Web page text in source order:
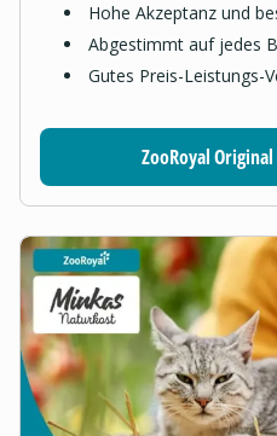
Hohe Akzeptanz und
Abgestimmt auf jedes
Gutes Preis-Leistungs-
ZooRoyal